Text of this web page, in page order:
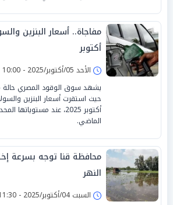
أكتوبر
الأحد 05/أكتوبر/2025 - 10:00 ص
يشهد سوق الوقود المصري حالة
أكتوبر 2025، عند
الماضي.
محافظة قنا توجه بسرعة
النهر
السبت 04/أكتوبر/2025 - 11:30 ص